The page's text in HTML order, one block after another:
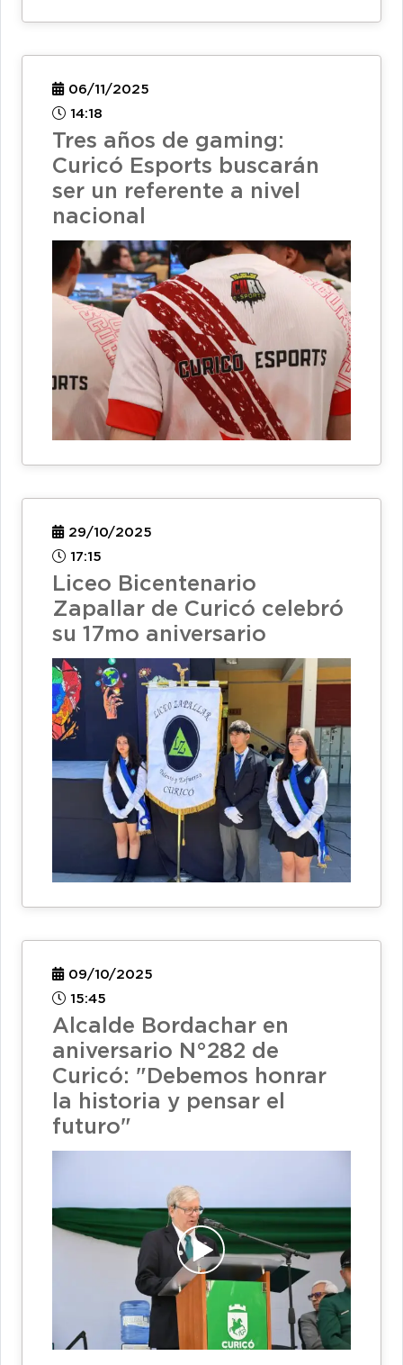
06/11/2025
14:18
Tres años de gaming:
Curicó Esports buscarán
ser un referente a nivel
nacional
29/10/2025
17:15
Liceo Bicentenario
Zapallar de Curicó celebró
su 17mo aniversario
09/10/2025
15:45
Alcalde Bordachar en
aniversario N°282 de
Curicó: "Debemos honrar
la historia y pensar el
futuro"